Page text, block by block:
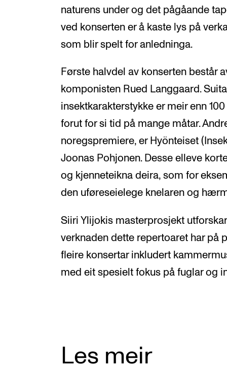
naturens under og det pågåande
ved konserten er å kaste lys på
som blir spelt for anledninga.
Første halvdel av konserten består
komponisten Rued Langgaard.
insektkarakterstykke er meir enn
forut for si tid på mange måtar.
noregspremiere, er Hyönteiset
Joonas Pohjonen. Desse elleve
og kjenneteikna deira, som for
den uføreseielege knelaren og
Siiri Ylijokis masterprosjekt
verknaden dette repertoaret har på
fleire konsertar inkludert
med eit spesielt fokus på fuglar og
Les meir